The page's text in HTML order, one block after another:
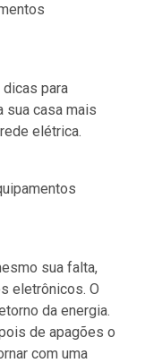
para
sua casa mais
elétrica.
sua falta,
eletrônicos. O
da energia.
de apagões o
com uma